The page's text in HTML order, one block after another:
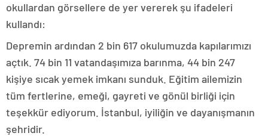
okullardan görsellere de yer vererek şu ifadeleri
kullandı:
Depremin ardından 2 bin 617 okulumuzda kapılarımızı
açtık. 74 bin 11 vatandaşımıza barınma, 44 bin 247
kişiye sıcak yemek imkanı sunduk. Eğitim ailemizin
tüm fertlerine, emeği, gayreti ve gönül birliği için
teşekkür ediyorum. İstanbul, iyiliğin ve dayanışmanın
şehridir.